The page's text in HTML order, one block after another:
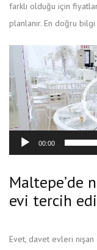
farklı olduğu için
planlanır. En doğru
Video
oynatıcı
00:00
Maltepe’de
evi tercih
Evet, davet evleri nişan